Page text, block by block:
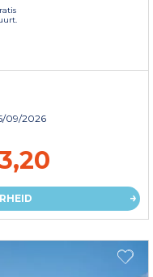
09/2026